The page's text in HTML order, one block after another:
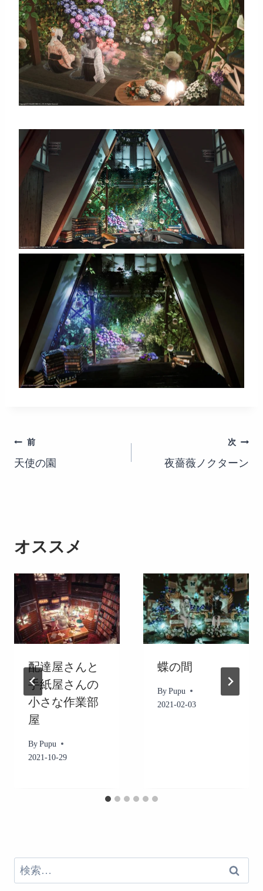
投
稿
ゲ
シ
ョ
ン
前
天使の園
次
夜薔薇ノクターン
オススメ
配達屋さんと
手紙屋さんの
小さな作業部
屋
ByPupu
2021-10-29
蝶の間
ByPupu
2021-02-03
検
索: